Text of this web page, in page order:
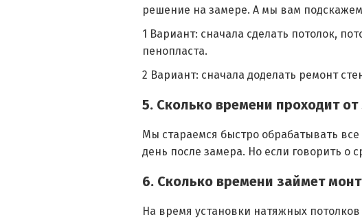
решение на замере. А мы вам
1 Вариант: сначала сделать потолок,
пенопласта.
2 Вариант: сначала доделать ремонт
5. Сколько времени проходит
Мы стараемся быстро обрабатывать
день после замера. Но если говорить о
6. Сколько времени займет
На время установки натяжных